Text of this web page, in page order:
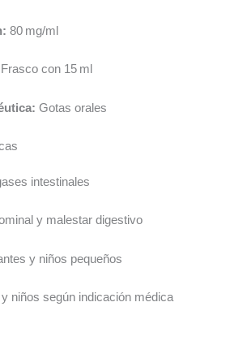
80 mg/ml
Frasco con 15 ml
Gotas orales
intestinales
y malestar digestivo
y niños pequeños
niños según indicación médica